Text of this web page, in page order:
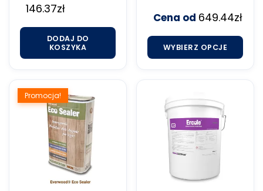
Oceniono
5.00
146.37zł
DODAJ DO
KOSZYKA
na 5
Cena od 649.44zł
WYBIERZ OPCJE
Promocja!